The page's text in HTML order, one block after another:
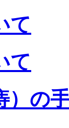
て
て
）の